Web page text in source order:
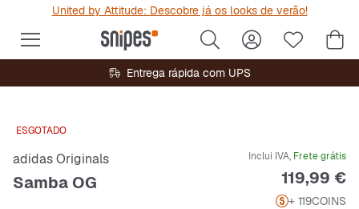
United by Attitude: Descobre já os looks de verão!
Entrega rápida com UPS
ESGOTADO
adidas Originals
Samba OG
Inclui IVA, Frete grátis
Preço
119,99 €
+ 119COINS